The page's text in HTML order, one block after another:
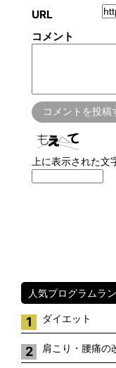
URL
コメント
上に表示された文
人気プログラムラ
1 ダイエット
2 肩こり・腰痛の